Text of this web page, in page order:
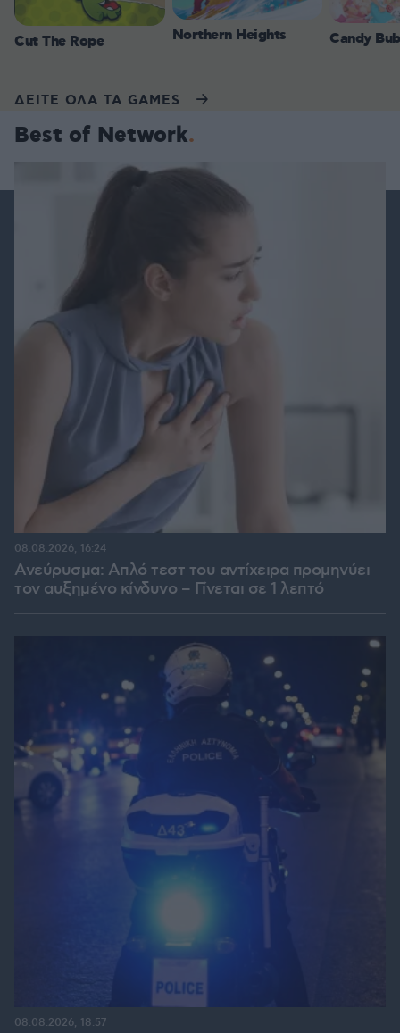
Cut The Rope Northern Heights Candy
ΔΕΙΤΕ ΟΛΑ ΤΑ GAMES
Best of Network
Ανεύρυσμα: Απλό τεστ του αντίχειρα προμηνύει
τον αυξημένο κίνδυνο – Γίνεται σε 1 λεπτό
08.08.2026, 16:24
08.08.2026, 18:57